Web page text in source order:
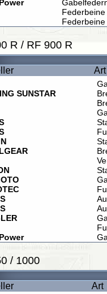
Federbeine
Federbeine
R / RF 900 R
Art
SUNSTAR
/ 1000
Art